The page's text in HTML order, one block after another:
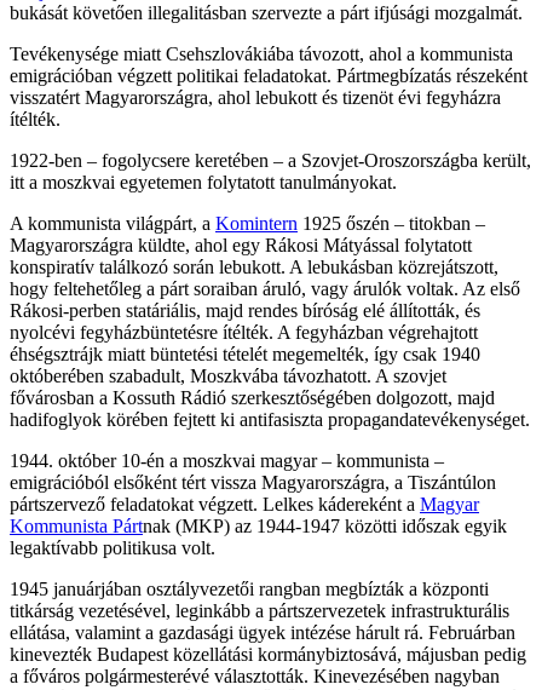
bukását követően illegalitásban szervezte a párt ifjúsági mozgalmát.
Tevékenysége miatt Csehszlovákiába távozott, ahol a kommunista
emigrációban végzett politikai feladatokat. Pártmegbízatás részeként
visszatért Magyarországra, ahol lebukott és tizenöt évi fegyházra
ítélték.
1922-ben – fogolycsere keretében – a Szovjet-Oroszországba került,
itt a moszkvai egyetemen folytatott tanulmányokat.
A kommunista világpárt, a Komintern 1925 őszén – titokban –
Magyarországra küldte, ahol egy Rákosi Mátyással folytatott
konspiratív találkozó során lebukott. A lebukásban közrejátszott,
hogy feltehetőleg a párt soraiban áruló, vagy árulók voltak. Az első
Rákosi-perben statáriális, majd rendes bíróság elé állították, és
nyolcévi fegyházbüntetésre ítélték. A fegyházban végrehajtott
éhségsztrájk miatt büntetési tételét megemelték, így csak 1940
októberében szabadult, Moszkvába távozhatott. A szovjet
fővárosban a Kossuth Rádió szerkesztőségében dolgozott, majd
hadifoglyok körében fejtett ki antifasiszta propagandatevékenységet.
1944. október 10-én a moszkvai magyar – kommunista –
emigrációból elsőként tért vissza Magyarországra, a Tiszántúlon
pártszervező feladatokat végzett. Lelkes kádereként a Magyar
Kommunista Pártnak (MKP) az 1944-1947 közötti időszak egyik
legaktívabb politikusa volt.
1945 januárjában osztályvezetői rangban megbízták a központi
titkárság vezetésével, leginkább a pártszervezetek infrastrukturális
ellátása, valamint a gazdasági ügyek intézése hárult rá. Februárban
kinevezték Budapest közellátási kormánybiztosává, májusban pedig
a főváros polgármesterévé választották. Kinevezésében nagyban